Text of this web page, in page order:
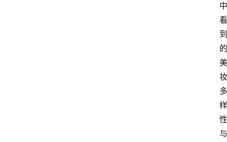
中
看
到
的
美
妆
多
样
性
与